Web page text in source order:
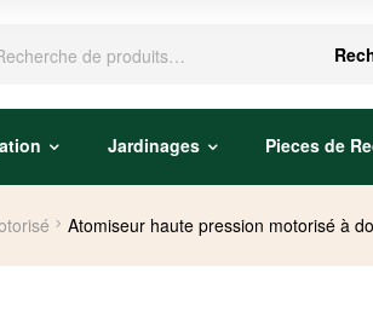
Jardinages Pieces de
Atomiseur haute pression motorisé à